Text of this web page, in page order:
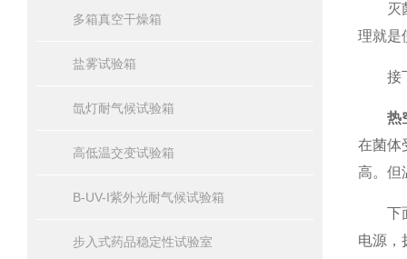
多箱真空干燥箱
盐雾试验箱
氙灯耐气候试验箱
高低温交变试验箱
B-UV-I紫外光耐气候试验箱
步入式药品稳定性试验室
灭菌
理就是
接下
热
在菌体
高。但
下面
电源，